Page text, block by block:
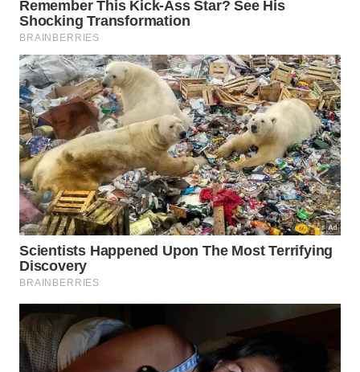
Substituir três porções semanais de batatas por
grãos integrais foi associado a uma redução de 8%
na incidência de diabetes tipo 2. Quando batatas
assadas, cozidas ou em purê foram substituídas por
grãos integrais, a redução foi de 4%. Substituir
batatas fritas por grãos integrais foi associado a